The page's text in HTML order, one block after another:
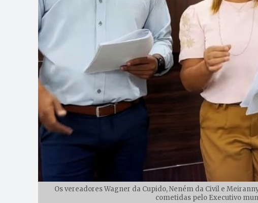
Os vereadores Wagner da Cupido, Neném da Civil e
cometidas pelo Executivo